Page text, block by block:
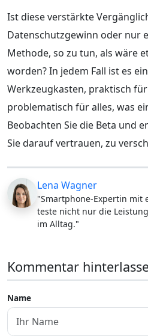
Ist diese verstärkte
Datenschutzgewinn oder nur
Methode, so zu tun, als wäre
worden? In jedem Fall ist es
Werkzeugkasten, praktisch
problematisch für alles, was
Beobachten Sie die Beta und
Sie darauf vertrauen, zu
Lena Wagner
"Smartphone-Expertin mit
teste nicht nur die
im Alltag."
Kommentar
Name